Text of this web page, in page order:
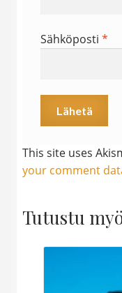
Sähköposti *
This site uses
your comment
Tutustu